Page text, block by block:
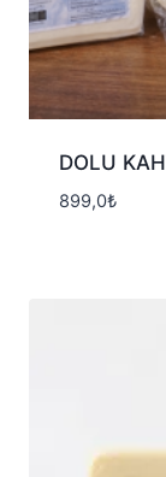
DOLU
899,0₺